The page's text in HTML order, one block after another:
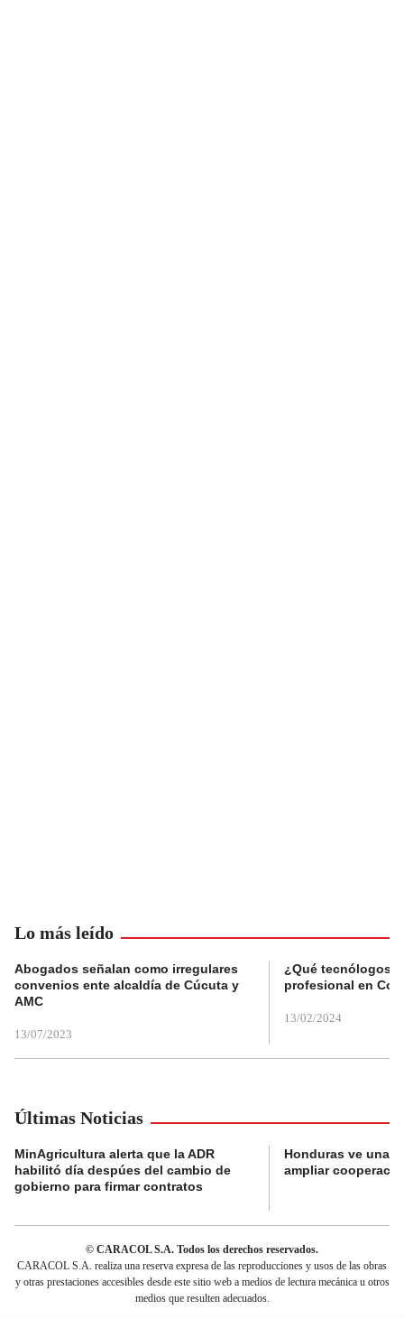
Lo más leído
Abogados señalan como irregulares
convenios ente alcaldía de Cúcuta y
AMC
13/07/2023
¿Qué tecnólogos
profesional en
13/02/2024
Últimas Noticias
MinAgricultura alerta que la ADR
habilitó día despúes del cambio de
gobierno para firmar contratos
Honduras ve una
ampliar
© CARACOL S.A. Todos los derechos reservados.
CARACOL S.A. realiza una reserva expresa de las reproducciones y usos de las obras
y otras prestaciones accesibles desde este sitio web a medios de lectura mecánica u otros
medios que resulten adecuados.